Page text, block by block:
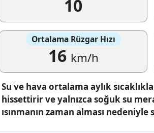
10
Ortalama Rüzgar Hızı
16 km/h
Su ve hava ortalama aylık
hissettirir ve yalnızca soğuk su
ısınmanın zaman alması